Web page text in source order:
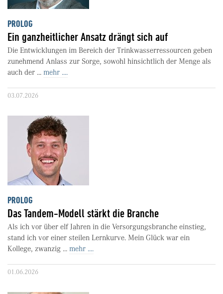
PROLOG
Ein ganzheitlicher Ansatz drängt sich auf
Die Entwicklungen im Bereich der Trinkwasserressourcen geben
zunehmend Anlass zur Sorge, sowohl hinsichtlich der Menge als
auch der ... mehr ....
03.07.2026
PROLOG
Das Tandem-Modell stärkt die Branche
Als ich vor über elf Jahren in die Versorgungsbranche einstieg,
stand ich vor einer steilen Lernkurve. Mein Glück war ein
Kollege, zwanzig ... mehr ....
01.06.2026